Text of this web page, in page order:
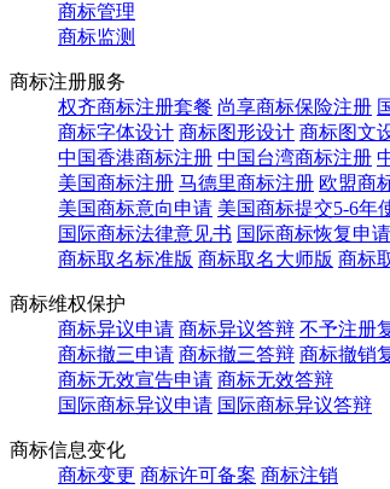
商标管理
商标监测
商标注册服务
权齐商标注册套餐 尚享商标保险注册
商标字体设计 商标图形设计 商标图文
中国香港商标注册 中国台湾商标注册
美国商标注册 马德里商标注册 欧盟商
美国商标意向申请 美国商标提交5-6年
国际商标法律意见书 国际商标恢复申请
商标取名标准版 商标取名大师版 商标
商标维权保护
商标异议申请 商标异议答辩 不予注册
商标撤三申请 商标撤三答辩 商标撤销
商标无效宣告申请 商标无效答辩
国际商标异议申请 国际商标异议答辩
商标信息变化
商标变更 商标许可备案 商标注销